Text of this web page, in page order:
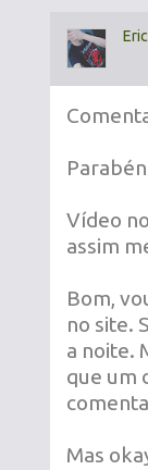
Vídeo
assim
Bom,
no site.
a noite.
que um
Mas